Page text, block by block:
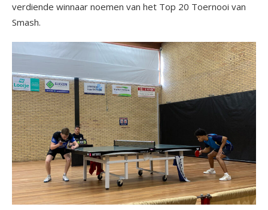
verdiende winnaar noemen van het Top 20 Toernooi van
Smash.